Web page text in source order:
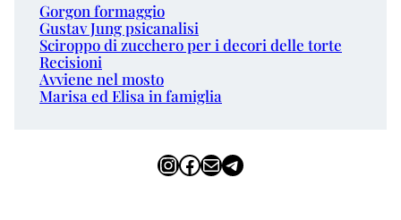
Gorgon formaggio
Gustav Jung psicanalisi
Sciroppo di zucchero per i decori delle torte
Recisioni
Avviene nel mosto
Marisa ed Elisa in famiglia
InstagramFacebook Email Telegram